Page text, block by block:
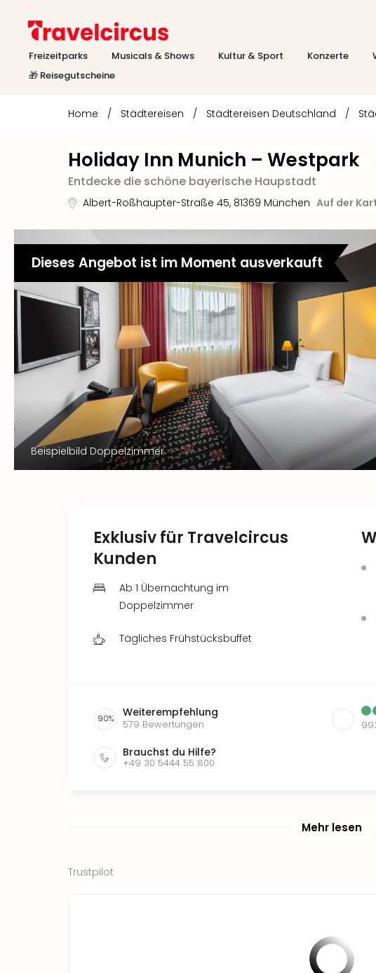
Freizeitparks Musicals & Shows Kultur & Sport Konzerte
🎁 Reisegutscheine
Home / Städtereisen / Städtereisen Deutschland /
Holiday Inn Munich – Westpark
Entdecke die schöne bayerische Haupstadt
Albert-Roßhaupter-Straße 45, 81369 München Auf der
Dieses Angebot ist im Moment ausverkauft
Beispielbild Doppelzimmer
Exklusiv für Travelcircus
Kunden
Ab 1 Übernachtung im
Doppelzimmer
Tägliches Frühstücksbuffet
90% Weiterempfehlung
579 Bewertungen
Brauchst du Hilfe?
+49 30 5444 55 800
Mehr lesen
Trustpilot